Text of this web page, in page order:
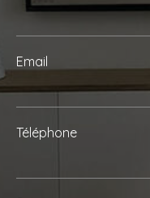
Email
Téléphone